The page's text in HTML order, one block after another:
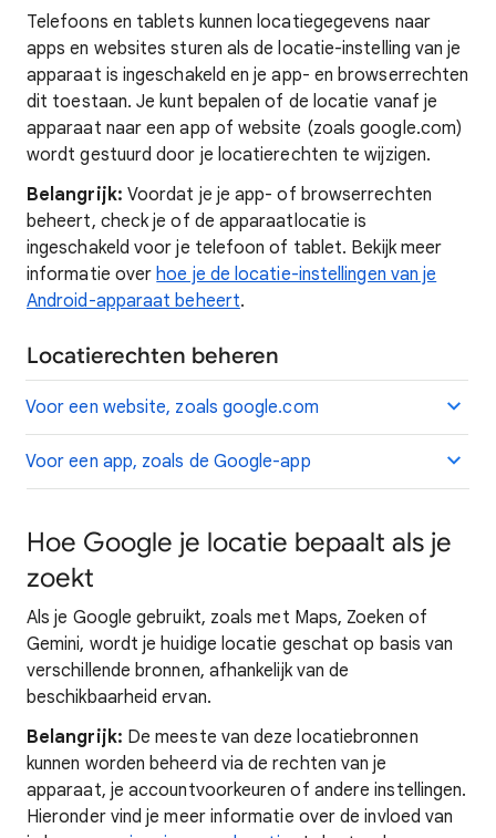
Telefoons en tablets kunnen locatiegegevens naar
apps en websites sturen als de locatie-instelling van je
apparaat is ingeschakeld en je app- en browserrechten
dit toestaan. Je kunt bepalen of de locatie vanaf je
apparaat naar een app of website (zoals google.com)
wordt gestuurd door je locatierechten te wijzigen.
Belangrijk: Voordat je je app- of browserrechten
beheert, check je of de apparaatlocatie is
ingeschakeld voor je telefoon of tablet. Bekijk meer
informatie overhoe je de locatie-instellingen van je
Android-apparaat beheert.
Locatierechten beheren
Voor een website, zoals google.com
Voor een app, zoals de Google-app
Hoe Google je locatie bepaalt als je
zoekt
Als je Google gebruikt, zoals met Maps, Zoeken of
Gemini, wordt je huidige locatie geschat op basis van
verschillende bronnen, afhankelijk van de
beschikbaarheid ervan.
Belangrijk: De meeste van deze locatiebronnen
kunnen worden beheerd via de rechten van je
apparaat, je accountvoorkeuren of andere instellingen.
Hieronder vind je meer informatie over de invloed van